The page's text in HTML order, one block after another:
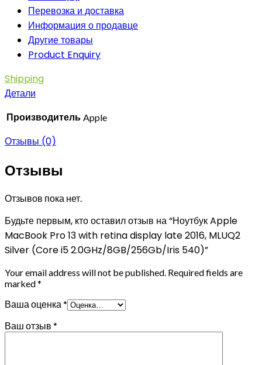
Перевозка и доставка
Информация о продавце
Другие товары
Product Enquiry
Shipping
Детали
Производитель Apple
Отзывы (0)
Отзывы
Отзывов пока нет.
Будьте первым, кто оставил отзыв на “Ноутбук Apple
MacBook Pro 13 with retina display late 2016, MLUQ2
Silver (Core i5 2.0GHz/8GB/256Gb/Iris 540)”
Your email address will not be published. Required fields are
marked*
Ваша оценка *
Ваш отзыв *